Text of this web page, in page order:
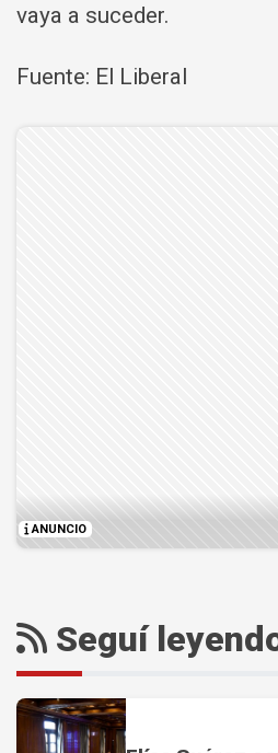
vaya a suceder.
Fuente: El Liberal
ANUNCIO
Seguí